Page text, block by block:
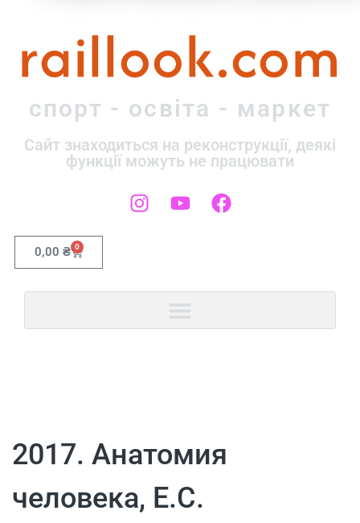
raillook.com
спорт - освіта - маркет
Сайт знаходиться на реконструкції, деякі
функції можуть не працювати
0,00 ₴ 0
2017. Анатомия
человека, Е.С.